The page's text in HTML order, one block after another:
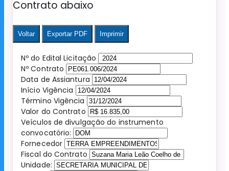
Contrato abaixo
Voltar Exportar PDF Imprimir
Nº do Edital Licitação
Nº Contrato
Data de Assiantura
Início Vigência
Término Vigência
Valor do Contrato
Veículos de divulgação do instrumento
convocatório:
Fornecedor
Fiscal do Contrato
Unidade: